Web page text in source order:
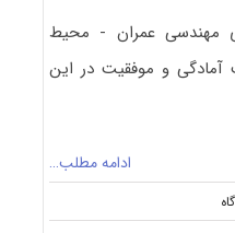
مهندسی عمران - محیط
و موفقیت در این
ادامه مطلب…
on
منابع